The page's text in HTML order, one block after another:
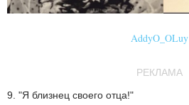
AddyO_OLuy
РЕКЛАМА
9. "Я близнец своего отца!"